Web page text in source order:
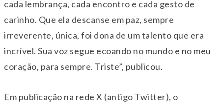
cada lembrança, cada encontro e cada gesto de
carinho. Que ela descanse em paz, sempre
irreverente, única, foi dona de um talento que era
incrível. Sua voz segue ecoando no mundo e no meu
coração, para sempre. Triste”, publicou.
Em publicação na rede X (antigo Twitter), o